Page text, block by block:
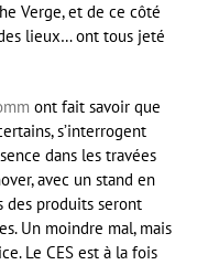
Verge, et de ce côté
lieux… ont tous jeté
ont fait savoir que
s’interrogent
dans les travées
avec un stand en
des produits seront
Un moindre mal, mais
Le CES est à la fois